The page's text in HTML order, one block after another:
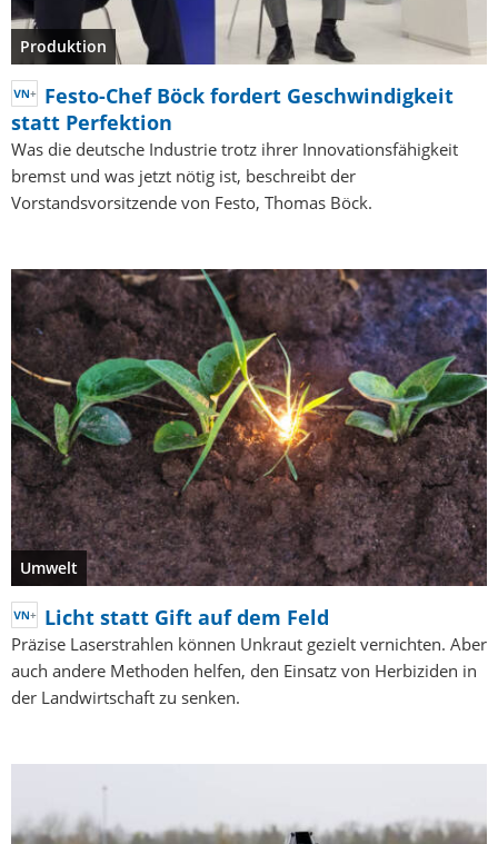
Produktion
Festo-Chef Böck fordert Geschwindigkeit
statt Perfektion
Was die deutsche Industrie trotz ihrer Innovationsfähigkeit
bremst und was jetzt nötig ist, beschreibt der
Vorstandsvorsitzende von Festo, Thomas Böck.
Umwelt
Licht statt Gift auf dem Feld
Präzise Laserstrahlen können Unkraut gezielt vernichten. Aber
auch andere Methoden helfen, den Einsatz von Herbiziden in
der Landwirtschaft zu senken.